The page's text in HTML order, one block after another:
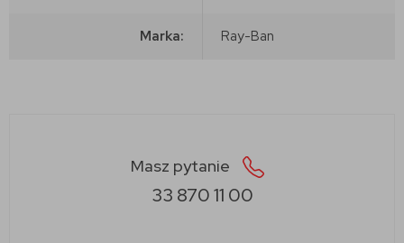
Marka: Ray-Ban
Masz pytanie
33 870 11 00